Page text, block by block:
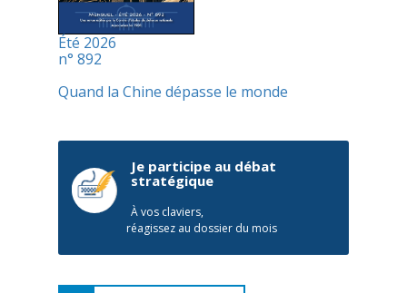
Été 2026
n° 892
Quand la Chine dépasse le monde
Je participe au débat
stratégique
À vos claviers,
réagissez au dossier du mois